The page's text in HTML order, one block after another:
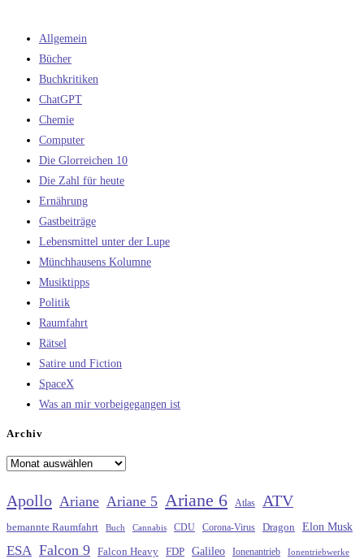
Allgemein
Bücher
Buchkritiken
ChatGPT
Chemie
Computer
Die Glorreichen 10
Die Zahl für heute
Ernährung
Gastbeiträge
Lebensmittel unter der Lupe
Münchhausens Kolumne
Musiktipps
Politik
Raumfahrt
Rätsel
Satire und Fiction
SpaceX
Was an mir vorbeigegangen ist
Archiv
Archiv
Apollo Ariane Ariane 5 Ariane 6 Atlas ATV
bemannte Raumfahrt Buch Cannabis CDU Corona-Virus Dragon Elon Musk
ESA Falcon 9 Falcon Heavy FDP Galileo Ionenantrieb Ionentriebwerke